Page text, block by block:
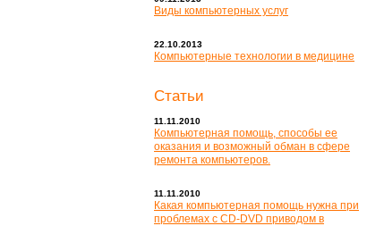
Виды компьютерных услуг
22.10.2013
Компьютерные технологии в медицине
Статьи
11.11.2010
Компьютерная помощь, способы ее
оказания и возможный обман в сфере
ремонта компьютеров.
11.11.2010
Какая компьютерная помощь нужна при
проблемах с CD-DVD приводом в